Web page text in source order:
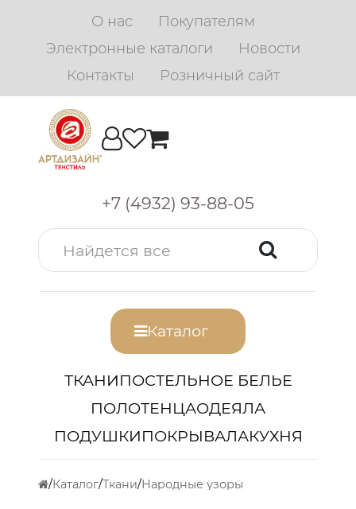
О нас
Покупателям
Электронные каталоги
Новости
Контакты
Розничный сайт
+7 (4932) 93-88-05
Каталог
ТКАНИПОСТЕЛЬНОЕ БЕЛЬЕ
ПОЛОТЕНЦАОДЕЯЛА
ПОДУШКИПОКРЫВАЛАКУХНЯ
Каталог Ткани Народные узоры